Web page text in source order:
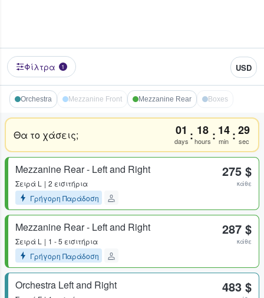
Φίλτρα 1 USD
Orchestra Mezzanine Front Mezzanine Rear Boxes
Θα το χάσεις; 01
days : 18
hours : 14
min :29
sec
Mezzanine Rear - Left and Right
Σειρά L
2 εισιτήρια
Γρήγορη Παράδοση
275 $
κάθε
Mezzanine Rear - Left and Right
Σειρά L
1 - 5 εισιτήρια
Γρήγορη Παράδοση
287 $
κάθε
Orchestra Left and Right 483 $